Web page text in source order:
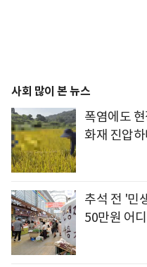
사회 많이 본 뉴스
폭염에도
화재 진압
추석 전 '민
50만원 어